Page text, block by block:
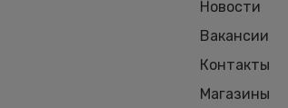
Новости
Вакансии
Контакты
Магазины